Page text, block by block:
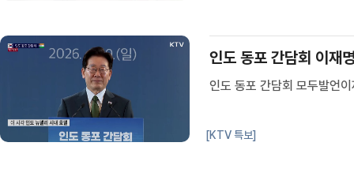
인도 동포 간담회 이재
인도 동포 간담회 모두발언
[KTV 특보]